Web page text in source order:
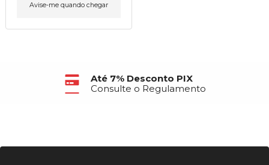
Avise-me quando chegar
Até 7% Desconto PIX
Consulte o Regulamento